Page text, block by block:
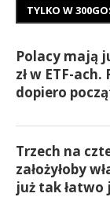
TYLKO W
Polacy mają
zł w ETF-
dopiero
Trzech na
założyłoby
już tak łatwo